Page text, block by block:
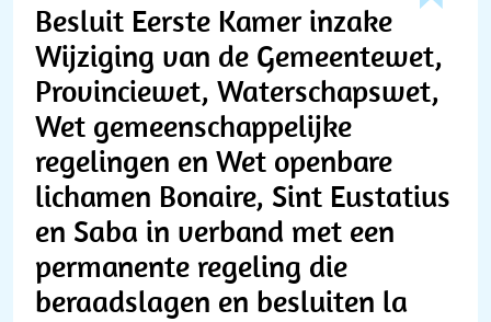
Besluit Eerste Kamer inzake
Wijziging van de Gemeentewet,
Provinciewet, Waterschapswet,
Wet gemeenschappelijke
regelingen en Wet openbare
lichamen Bonaire, Sint Eustatius
en Saba in verband met een
permanente regeling die
beraadslagen en besluiten la